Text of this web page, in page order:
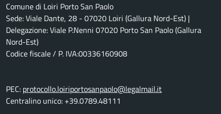
Comune di Loiri Porto San Paolo
Sede: Viale Dante, 28 - 07020 Loiri (Gallura Nord-Est) |
Delegazione: Viale P.Nenni 07020 Porto San Paolo (Gallura
Nord-Est)
Codice fiscale / P. IVA:00336160908
PEC: protocollo.loiriportosanpaolo@legalmail.it
Centralino unico: +39.0789.48111